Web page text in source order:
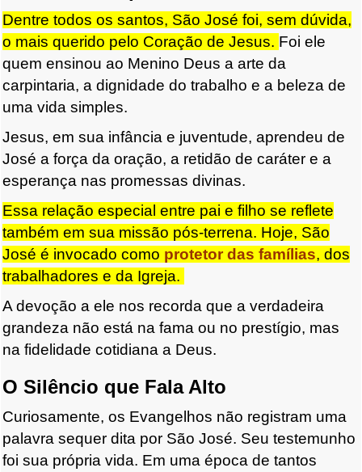
Dentre todos os santos, São José foi, sem dúvida,
o mais querido pelo Coração de Jesus. Foi ele
quem ensinou ao Menino Deus a arte da
carpintaria, a dignidade do trabalho e a beleza de
uma vida simples.
Jesus, em sua infância e juventude, aprendeu de
José a força da oração, a retidão de caráter e a
esperança nas promessas divinas.
Essa relação especial entre pai e filho se reflete
também em sua missão pós-terrena. Hoje, São
José é invocado como protetor das famílias, dos
trabalhadores e da Igreja.
A devoção a ele nos recorda que a verdadeira
grandeza não está na fama ou no prestígio, mas
na fidelidade cotidiana a Deus.
O Silêncio que Fala Alto
Curiosamente, os Evangelhos não registram uma
palavra sequer dita por São José. Seu testemunho
foi sua própria vida. Em uma época de tantos